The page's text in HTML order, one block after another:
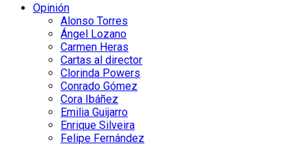
Opinión
Alonso Torres
Ángel Lozano
Carmen Heras
Cartas al director
Clorinda Powers
Conrado Gómez
Cora Ibáñez
Emilia Guijarro
Enrique Silveira
Felipe Fernández